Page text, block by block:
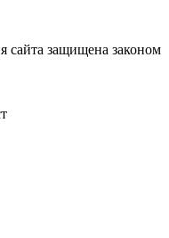
защищена законом